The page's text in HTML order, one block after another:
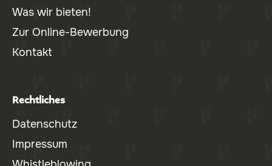
Was wir bieten!
Zur Online-Bewerbung
Kontakt
Rechtliches
Datenschutz
Impressum